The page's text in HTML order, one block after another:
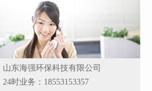
山东海强环保科技有限公司
24时业务：18553153357